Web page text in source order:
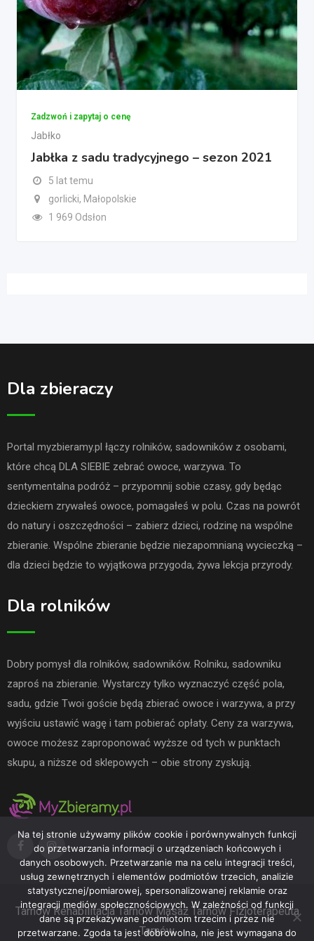
Zadzwoń i zapytaj o cenę
Jabłko
Jabłka z sadu tradycyjnego – sezon 2021
5 lat temu
gorlicki, Małopolskie
1 969 Odsłon
Dla zbieraczy
Portal myzbieramy.pl łączy rolników, sadowników z osobami,
które chcą DLA SIEBIE zebrać owoce, warzywa. To
sentymentalna podróż – przypomnij sobie czasy, gdy będąc
dzieckiem zrywałeś owoce, pomagałeś w polu. Czas na powrót
do natury i oszczędności – zabierz dzieci, rodzinę na wspólne
zbieranie. Wspólne zbieranie będzie niezapomnianą wycieczką –
dla dzieci będzie to wyjątkowa przygoda, żywa lekcja przyrody.
Dla rolników
Dobry pomysł dla rolników, sadowników. Rolniku, sadowniku
zaproś na zbieranie. Wystarczy tylko wyznaczyć część pola,
sadu, gdzie Twoi goście będą zbierać owoce i warzywa, a przy
wyjściu ustawić wagę i tam pobierać opłaty. Ceny za warzywa,
owoce możesz zaproponować wyższe od tych w punktach
skupu, a niższe od sklepowych – obie strony zyskują.
Tarnów Rehabilitacja Tarnów Masaż Tarnów Fizjoterapeuta
Tarnów
Na tej stronie używamy plików cookie i porównywalnych funkcji
do przetwarzania informacji o urządzeniach końcowych i
danych osobowych. Przetwarzanie ma na celu integracji treści,
usług zewnętrznych i elementów podmiotów trzecich, analizie
statystycznej/pomiarowej, spersonalizowanej reklamie oraz
integracji mediów społecznościowych. W zależności od funkcji
dane są przekazywane podmiotom trzecim i przez nie
przetwarzane. Zgoda ta jest dobrowolna, nie jest wymagana do